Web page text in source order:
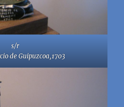
s/r
de Guipuzcoa,1703